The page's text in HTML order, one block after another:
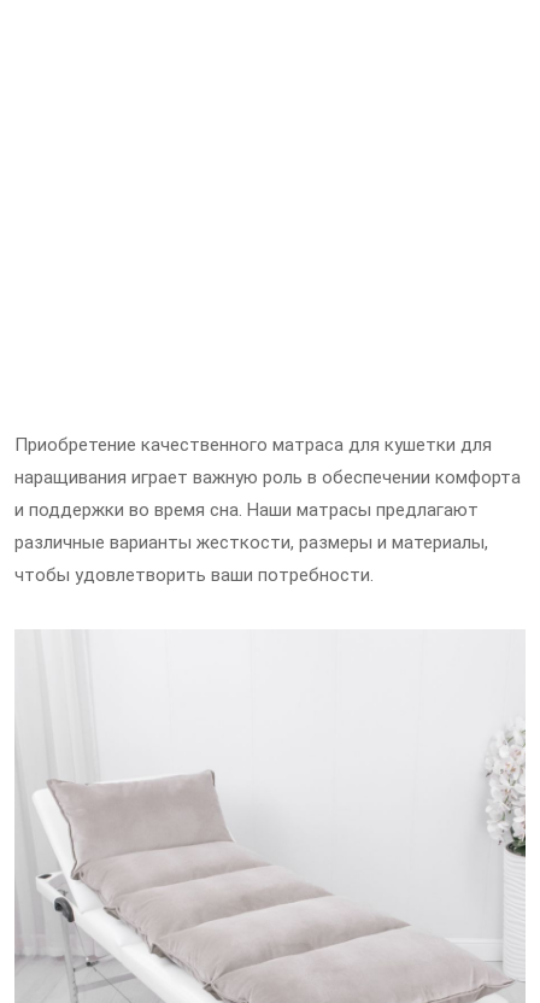
Приобретение качественного матраса для кушетки для
наращивания играет важную роль в обеспечении комфорта
и поддержки во время сна. Наши матрасы предлагают
различные варианты жесткости, размеры и материалы,
чтобы удовлетворить ваши потребности.